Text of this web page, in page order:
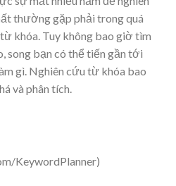
thường gặp phải trong quá
khóa. Tuy không bao giờ tìm
song bạn có thể tiến gần tới
gì. Nghiên cứu từ khóa bao
và phân tích.
KeywordPlanner)